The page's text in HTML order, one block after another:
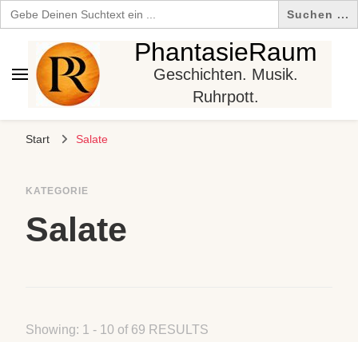
Search
for:
PhantasieRaum
Geschichten. Musik.
Ruhrpott.
Start Salate
KATEGORIE
Salate
Showing: 1 - 10 of 69 RESULTS